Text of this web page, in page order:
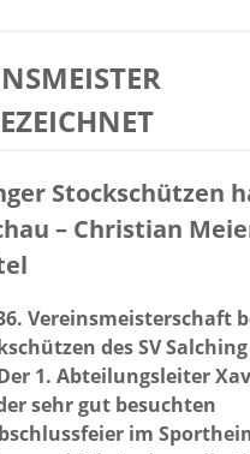
Stockschützen
– Christian
Vereinsmeisterschaft
des SV
1. Abteilungsleiter
sehr gut besuchten
im